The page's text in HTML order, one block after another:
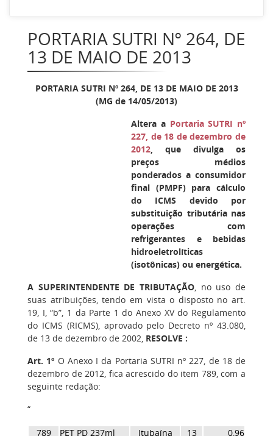
PORTARIA SUTRI Nº 264, DE
13 DE MAIO DE 2013
PORTARIA SUTRI Nº 264, DE 13 DE MAIO DE 2013
(MG de 14/05/2013)
Altera a Portaria SUTRI nº
227, de 18 de dezembro de
2012, que divulga os
preços médios
ponderados a consumidor
final (PMPF) para cálculo
do ICMS devido por
substituição tributária nas
operações com
refrigerantes e bebidas
hidroeletrolíticas
(isotônicas) ou energética.
A SUPERINTENDENTE DE TRIBUTAÇÃO, no uso de
suas atribuições, tendo em vista o disposto no art.
19, I, “b”, 1 da Parte 1 do Anexo XV do Regulamento
do ICMS (RICMS), aprovado pelo Decreto nº 43.080,
de 13 de dezembro de 2002, RESOLVE :
Art. 1º O Anexo I da Portaria SUTRI nº 227, de 18 de
dezembro de 2012, fica acrescido do item 789, com a
seguinte redação:
“
789 PET PD 237ml Itubaína 13 0,96